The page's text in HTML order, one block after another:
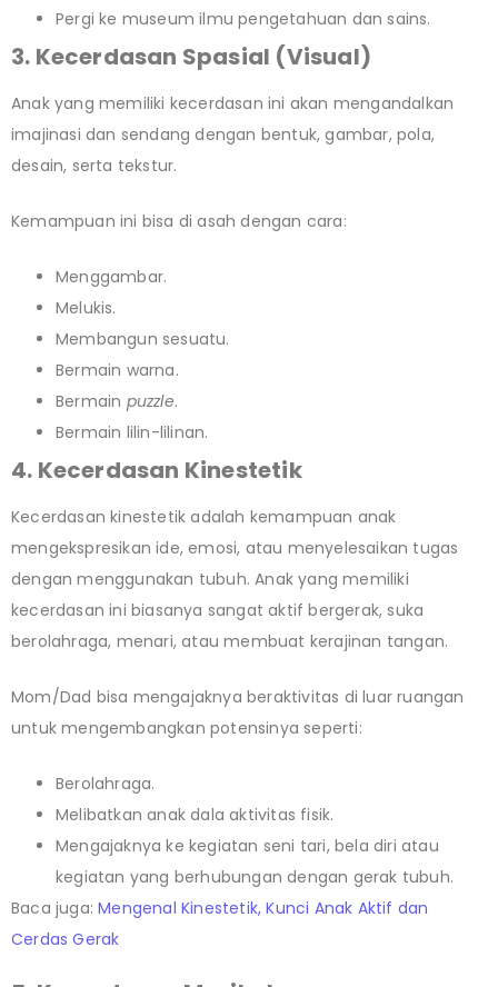
Pergi ke museum ilmu pengetahuan dan sains.
3. Kecerdasan Spasial (Visual)
Anak yang memiliki kecerdasan ini akan mengandalkan
imajinasi dan sendang dengan bentuk, gambar, pola,
desain, serta tekstur.
Kemampuan ini bisa di asah dengan cara:
Menggambar.
Melukis.
Membangun sesuatu.
Bermain warna.
Bermain puzzle.
Bermain lilin-lilinan.
4. Kecerdasan Kinestetik
Kecerdasan kinestetik adalah kemampuan anak
mengekspresikan ide, emosi, atau menyelesaikan tugas
dengan menggunakan tubuh. Anak yang memiliki
kecerdasan ini biasanya sangat aktif bergerak, suka
berolahraga, menari, atau membuat kerajinan tangan.
Mom/Dad bisa mengajaknya beraktivitas di luar ruangan
untuk mengembangkan potensinya seperti:
Berolahraga.
Melibatkan anak dala aktivitas fisik.
Mengajaknya ke kegiatan seni tari, bela diri atau
kegiatan yang berhubungan dengan gerak tubuh.
Baca juga:Mengenal Kinestetik, Kunci Anak Aktif dan
Cerdas Gerak